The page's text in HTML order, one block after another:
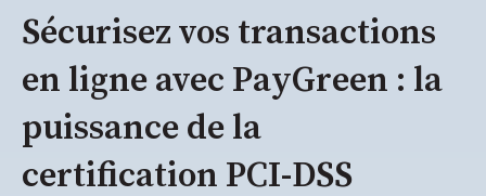
Sécurisez vos transactions
en ligne avec PayGreen : la
puissance de la
certification PCI-DSS